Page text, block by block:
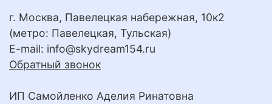
г. Москва, Павелецкая набережная, 10к2
(метро: Павелецкая, Тульская)
E-mail: info@skydream154.ru
Обратный звонок
ИП Самойленко Аделия Ринатовна